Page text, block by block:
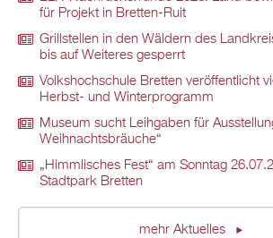
für Projekt in Bretten-Ruit
Grillstellen in den Wäldern des
bis auf Weiteres gesperrt
Volkshochschule Bretten veröffentlicht
Herbst- und Winterprogramm
Museum sucht Leihgaben für
Weihnachtsbräuche“
„Himmlisches Fest“ am Sonntag
Stadtpark Bretten
mehr Aktuelles